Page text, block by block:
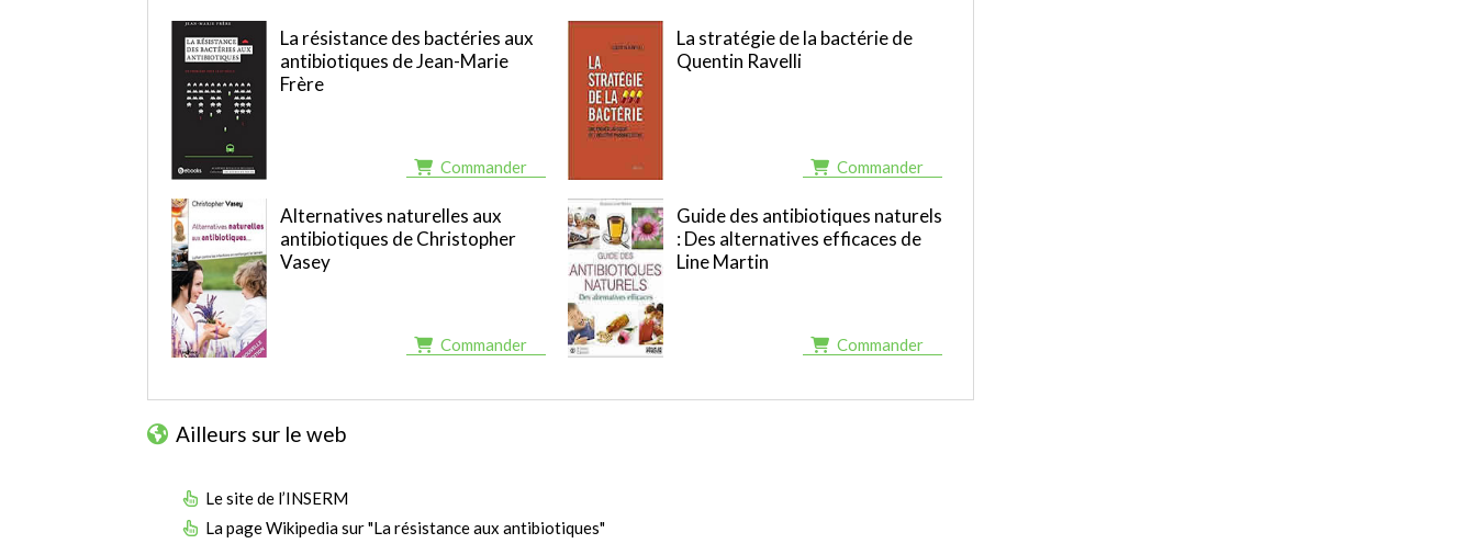
La résistance des bactéries aux
antibiotiques de Jean-Marie
Frère
Commander
La stratégie de la bactérie de
Quentin Ravelli
Commander
Alternatives naturelles aux
antibiotiques de Christopher
Vasey
Commander
Guide des antibiotiques naturels
: Des alternatives efficaces de
Line Martin
Commander
Ailleurs sur le web
Le site de l’INSERM
La page Wikipedia sur "La résistance aux antibiotiques"